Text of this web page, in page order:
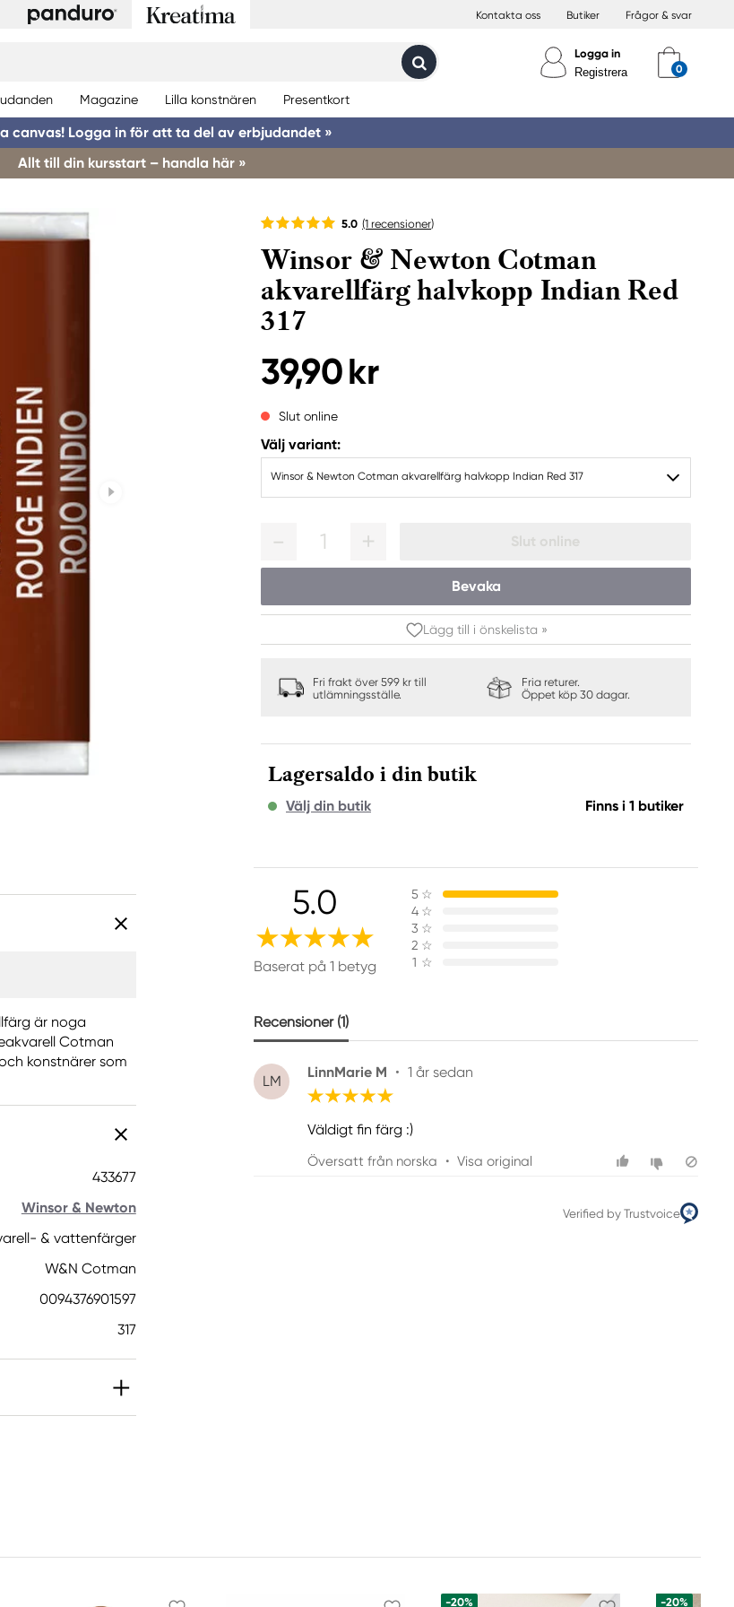
Kontakta oss Butiker Frågor & svar
Logga in
Registrera
Magazine Lilla konstnären Presentkort
canvas! Logga in för att ta del av erbjudandet »
Allt till din kursstart – handla här »
5.0 (1 recensioner)
Winsor & Newton Cotman
akvarellfärg halvkopp Indian Red
317
39,90 kr
Slut online
Välj variant:
Winsor & Newton Cotman akvarellfärg halvkopp Indian Red 317
1 Slut online
Bevaka
Lägg till i önskelista »
Fri frakt över 599 kr till
utlämningsställe.
Fria returer.
Öppet köp 30 dagar.
Lagersaldo i din butik
Välj din butik Finns i 1 butiker
är noga
Cotman
konstnärer som
433677
Winsor & Newton
& vattenfärger
W&N Cotman
0094376901597
317
5.0
Baserat på 1 betyg
5 ☆
4 ☆
3 ☆
2 ☆
1 ☆
Recensioner (1)
LM
LinnMarie M • 1 år sedan
Väldigt fin färg :)
Översatt från norska • Visa original
Verified by Trustvoice
-20% -20%